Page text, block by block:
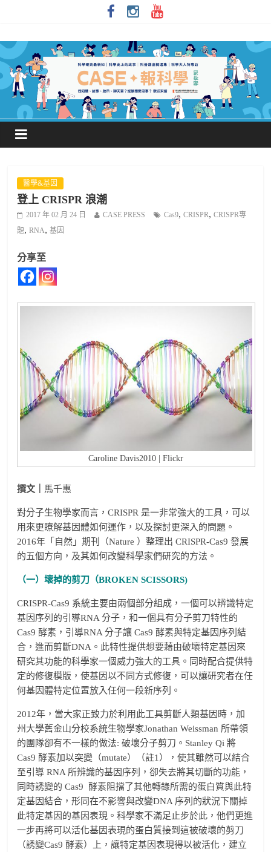
醫學&基因
登上 CRISPR 浪潮
2017 年 02 月 24 日 CASE PRESS Cas9,CRISPR,CRISPR專
題,RNA,基因
分享至
Caroline Davis2010 | Flickr
撰文｜ 馬千惠
對分子生物學家而言，CRISPR 是一非常強大的工具，可以
用來更瞭解基因體如何運作，以及探討更深入的問題。
2016年「自然」期刊（Nature ）整理出 CRISPR-Cas9 發展
的五個方向，及其如何改變科學家們研究的方法。
（一）壞掉的剪刀（BROKEN SCISSORS)
CRISPR-Cas9 系統主要由兩個部分組成，一個可以辨識特定
基因序列的引導RNA 分子，和一個具有分子剪刀特性的
Cas9 酵素，引導RNA 分子讓 Cas9 酵素與特定基因序列結
合，進而剪斷DNA。此特性提供想要藉由破壞特定基因來
研究其功能的科學家一個威力強大的工具。同時配合提供特
定的修復模版，使基因以不同方式修復，可以讓研究者在任
何基因體特定位置放入任何一段新序列。
2012年，當大家正致力於利用此工具剪斷人類基因時，加
州大學舊金山分校系統生物學家Jonathan Weissman 所帶領
的團隊卻有不一樣的做法: 破壞分子剪刀。Stanley Qi 將
Cas9 酵素加以突變（mutate）（註1），使其雖然可以結合
至引導 RNA 所辨識的基因序列，卻失去將其切斷的功能，
同時誘變的 Cas9 酵素阻擋了其他轉錄所需的蛋白質與此特
定基因結合，形同在不影響與改變DNA 序列的狀況下關掉
此特定基因的基因表現。科學家不滿足止步於此，他們更進
一步再將可以活化基因表現的蛋白質接到這被破壞的剪刀
（誘變Cas9 酵素）上，讓特定基因表現得以被活化，建立